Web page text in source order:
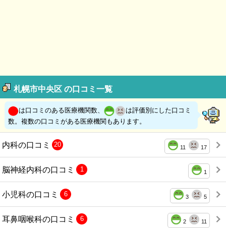
札幌市中央区 の口コミ一覧
は口コミのある医療機関数、
は評価別にした口コミ
数。複数の口コミがある医療機関もあります。
内科の口コミ 11 17
20
脳神経内科の口コミ 1
1
小児科の口コミ 3 5
6
耳鼻咽喉科の口コミ 2 11
6